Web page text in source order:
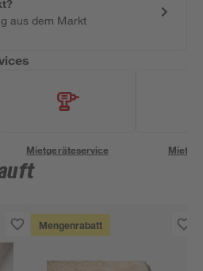
aus dem Markt
Mietgeräteservice
Mengenrabatt